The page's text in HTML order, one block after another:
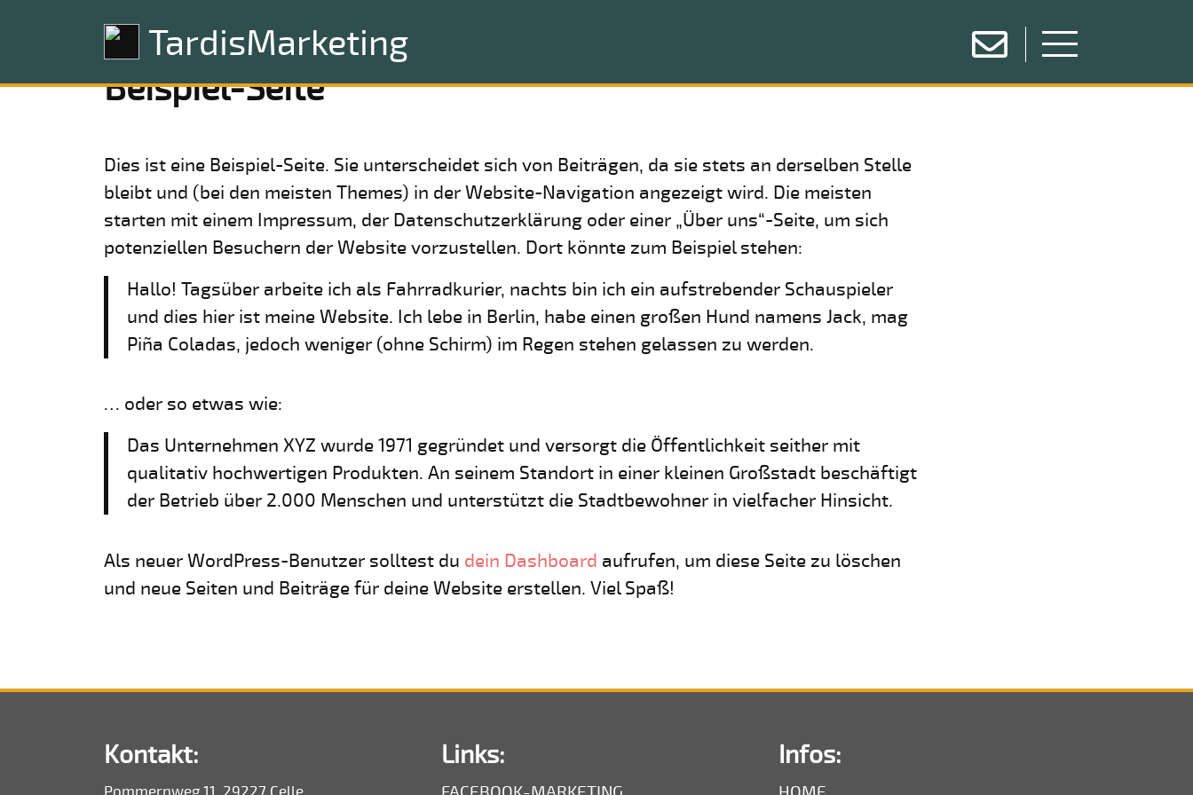
TardisMarketing
Beispiel-Seite
Dies ist eine Beispiel-Seite. Sie unterscheidet sich von Beiträgen, da sie stets an derselben Stelle
bleibt und (bei den meisten Themes) in der Website-Navigation angezeigt wird. Die meisten
starten mit einem Impressum, der Datenschutzerklärung oder einer „Über uns“-Seite, um sich
potenziellen Besuchern der Website vorzustellen. Dort könnte zum Beispiel stehen:
Hallo! Tagsüber arbeite ich als Fahrradkurier, nachts bin ich ein aufstrebender Schauspieler
und dies hier ist meine Website. Ich lebe in Berlin, habe einen großen Hund namens Jack, mag
Piña Coladas, jedoch weniger (ohne Schirm) im Regen stehen gelassen zu werden.
… oder so etwas wie:
Das Unternehmen XYZ wurde 1971 gegründet und versorgt die Öffentlichkeit seither mit
qualitativ hochwertigen Produkten. An seinem Standort in einer kleinen Großstadt beschäftigt
der Betrieb über 2.000 Menschen und unterstützt die Stadtbewohner in vielfacher Hinsicht.
Als neuer WordPress-Benutzer solltest du dein Dashboard aufrufen, um diese Seite zu löschen
und neue Seiten und Beiträge für deine Website erstellen. Viel Spaß!
Kontakt: Links: Infos: